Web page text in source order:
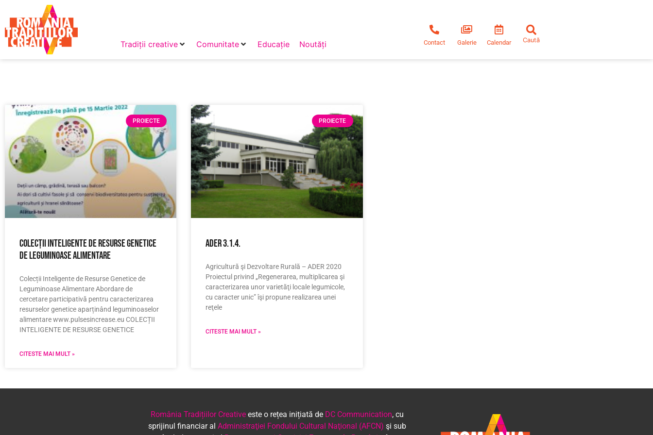
Tradiții creative Comunitate Educație Noutăți Contact Galerie Calendar
PROIECTE
Colecții Inteligente de Resurse Genetice
de Leguminoase Alimentare
Colecții Inteligente de Resurse Genetice de
Leguminoase Alimentare Abordare de
cercetare participativă pentru caracterizarea
resurselor genetice aparținând leguminoaselor
alimentare www.pulsesincrease.eu COLECȚII
INTELIGENTE DE RESURSE GENETICE
CITESTE MAI MULT »
PROIECTE
ADER 3.1.4.
Agricultură şi Dezvoltare Rurală – ADER 2020
Proiectul privind „Regenerarea, multiplicarea şi
caracterizarea unor varietăţi locale legumicole,
cu caracter unic” îşi propune realizarea unei
reţele
CITESTE MAI MULT »
România Tradițiilor Creativeeste o rețea inițiată de DC Communication, cu
sprijinul financiar al Administraţiei Fondului Cultural Naţional (AFCN) şi sub